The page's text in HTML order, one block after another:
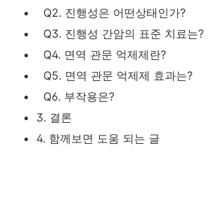
Q2. 진행성은 어떤상태인가?
Q3. 진행성 간암의 표준 치료는?
Q4. 면역 관문 억제제란?
Q5. 면역 관문 억제제 효과는?
Q6. 부작용은?
3. 결론
4. 함께보면 도움 되는 글